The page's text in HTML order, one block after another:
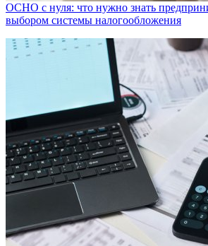
ОСНО с нуля: что нужно знать
выбором системы налогообложения